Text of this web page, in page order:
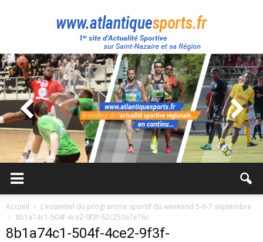
Atlantique
Sport
Accueil
L’essentiel du programme sportif du weekend 5-6-7 septembre
8b1a74c1-504f-4ce2-9f3f-62c250a7e76c
8b1a74c1-504f-4ce2-9f3f-